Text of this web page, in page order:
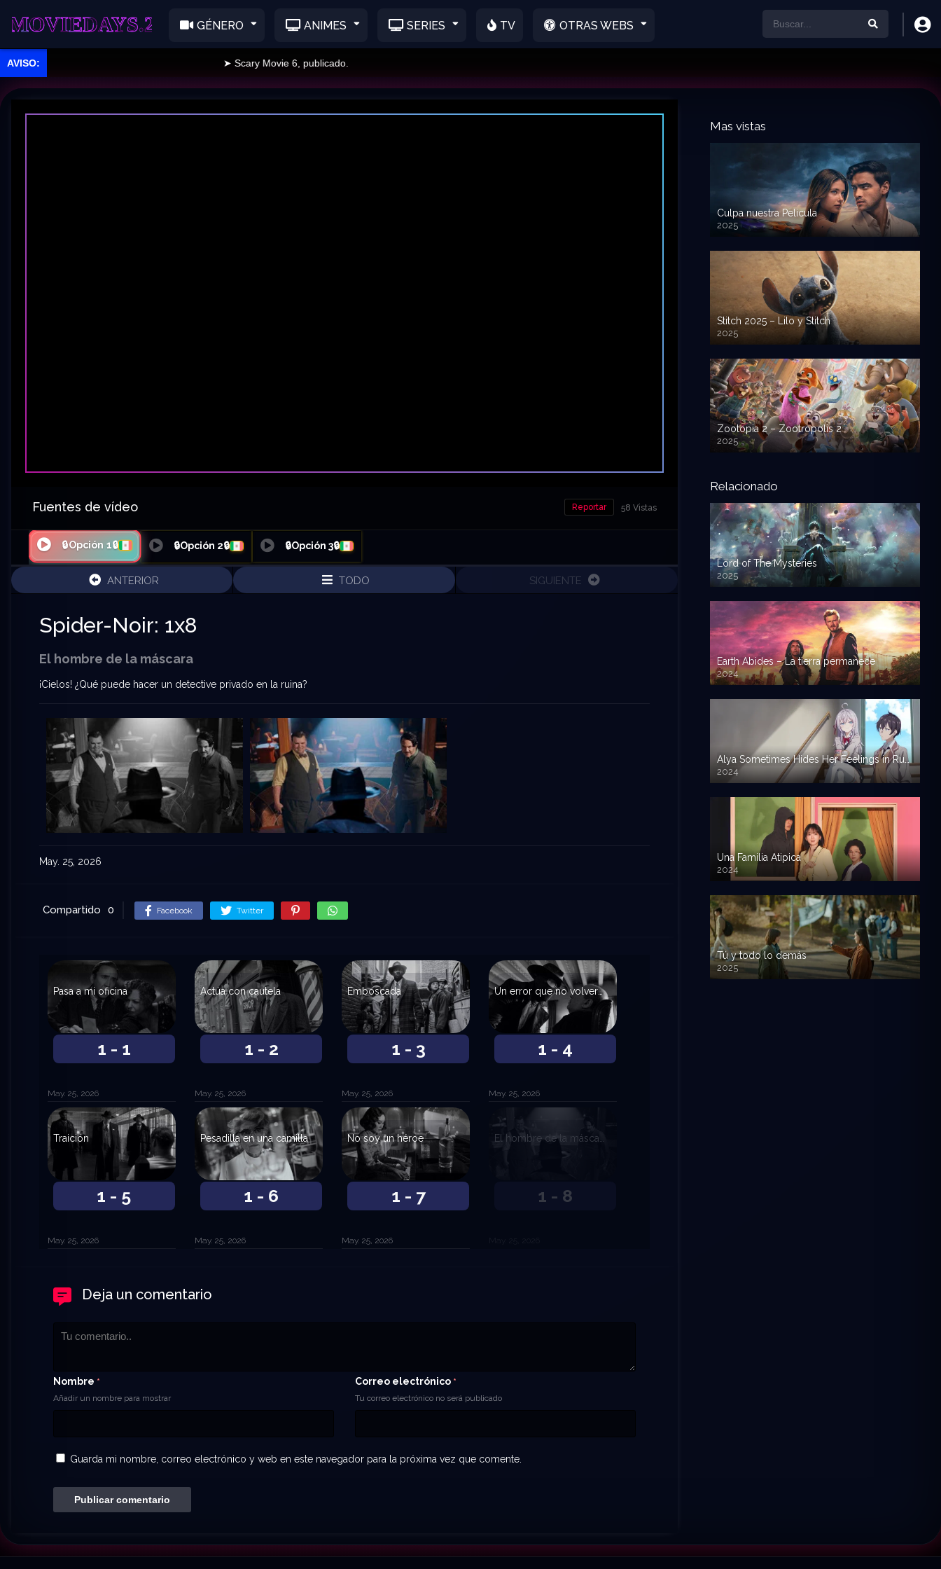
GÉNERO ANIMES SERIES TV OTRAS WEBS
➤ Scary Movie 6, publicado.
Fuentes de vídeo 58 Vistas
Reportar
🔒Opción 1🔒 🔒Opción 2🔒 🔒Opción 3🔒
ANTERIOR TODO SIGUIENTE
Spider-Noir: 1x8
El hombre de la máscara
¡Cielos! ¿Qué puede hacer un detective privado en la ruina?
May. 25, 2026
Compartido 0 Facebook Twitter
1 - 1
Pasa a mi oficina
May. 25, 2026
1 - 2
Actúa con cautela
May. 25, 2026
1 - 3
Emboscada
May. 25, 2026
1 - 4
Un error que no volveré a cometer
May. 25, 2026
1 - 5
Traición
May. 25, 2026
1 - 6
Pesadilla en una camilla
May. 25, 2026
1 - 7
No soy un héroe
May. 25, 2026
1 - 8
Deja un comentario
Nombre *
Añadir un nombre para mostrar
Correo electrónico *
Tu correo electrónico no será publicado
Guarda mi nombre, correo electrónico y web en este navegador para la próxima vez que comente.
Mas vistas
Culpa nuestra Pelicula
2025
720p HD
Stitch 2025 – Lilo y Stitch
2025
720p HD
Zootopia 2 – Zootropolis 2
2025
720p HD
Relacionado
Lord of The Mysteries
2025
Earth Abides – La tierra permanece
2024
Alya Sometimes Hides Her Feelings in Russian
2024
Una Familia Atipica
2024
Tú y todo lo demás
2025